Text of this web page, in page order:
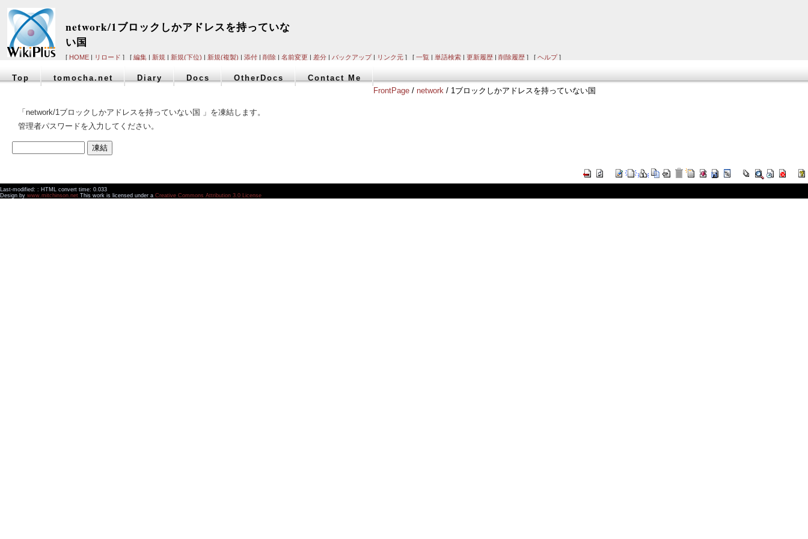
network/1ブロックしかアドレスを持っていな
い国
[ HOME | リロード ] [ 編集 | 新規 | 新規(下位) | 新規(複製) | 添付 | 削除 | 名前変更 | 差分 | バックアップ| リンク元 ] [ 一覧 | 単語検索 | 更新履歴 | 削除履歴 ] [ ヘルプ]
Top tomocha.net Diary Docs OtherDocs
Contact Me
FrontPage / network / 1ブロックしかアドレスを持っていない国
「network/1ブロックしかアドレスを持っていない国 」を凍結します。
管理者パスワードを入力してください。
Last-modified: : HTML convert time: 0.033
Design by www.mitchinson.net This work is licensed under a Creative Commons Attribution 3.0 License